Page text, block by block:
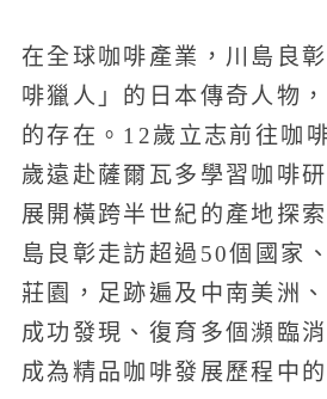
在全球咖啡產業，川島良
啡獵人」的日本傳奇人物
的存在。12歲立志前往咖
歲遠赴薩爾瓦多學習咖啡
展開橫跨半世紀的產地探
島良彰走訪超過50個國家
莊園，足跡遍及中南美洲
成功發現、復育多個瀕臨
成為精品咖啡發展歷程中